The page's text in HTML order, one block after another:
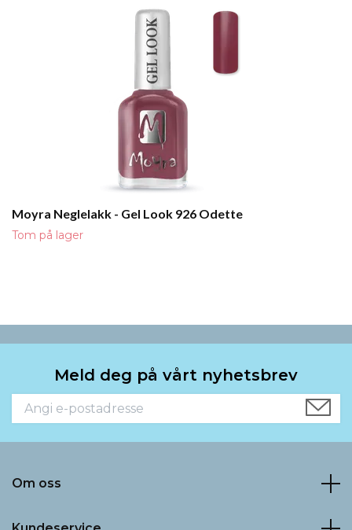
Moyra Neglelakk - Gel Look 926 Odette
Tom på lager
Meld deg på vårt nyhetsbrev
Om oss